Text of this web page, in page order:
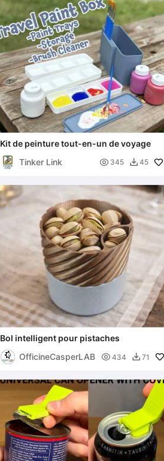
Kit de peinture tout-en-un de voyage
Tinker Link
 345  45
Bol intelligent pour pistaches
OfficineCasperLAB
 434  71